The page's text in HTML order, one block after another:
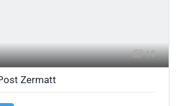
10
Zermatt